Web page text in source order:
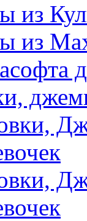
из
из